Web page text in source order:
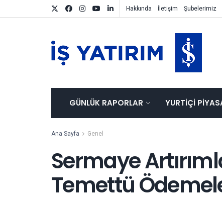
Hakkında İletişim Şubelerimiz
GÜNLÜK RAPORLAR YURTIÇI
Ana Sayfa Genel
Sermaye
Temettü